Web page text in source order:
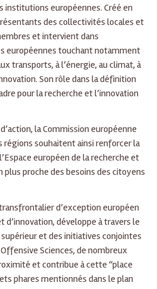
institutions européennes. Créé en
des collectivités locales et
et intervient dans
européennes touchant notamment
transports, à l’énergie, au climat, à
Son rôle dans la définition
pour la recherche et l’innovation
la Commission européenne
régions souhaitent ainsi renforcer la
européen de la recherche et
plus proche des besoins des citoyens
d’exception européen
d’innovation, développe à travers le
et des initiatives conjointes
Sciences, de nombreux
et contribue à cette “place
phares mentionnés dans le plan